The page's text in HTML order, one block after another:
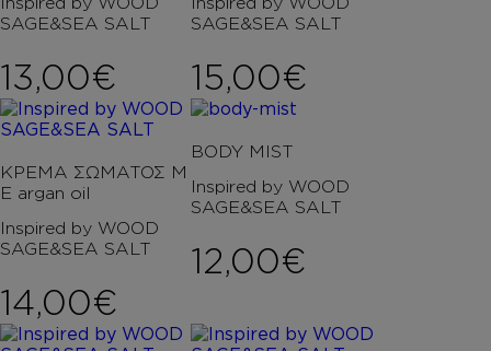
SAGE&SEA SALT
13,00€
SAGE&SEA SALT
15,00€
ΚΡΕΜΑ ΣΩΜΑΤΟΣ Μ
Ε argan oil
Inspired by WOOD
SAGE&SEA SALT
14,00€
BODY MIST
Inspired by WOOD
SAGE&SEA SALT
12,00€